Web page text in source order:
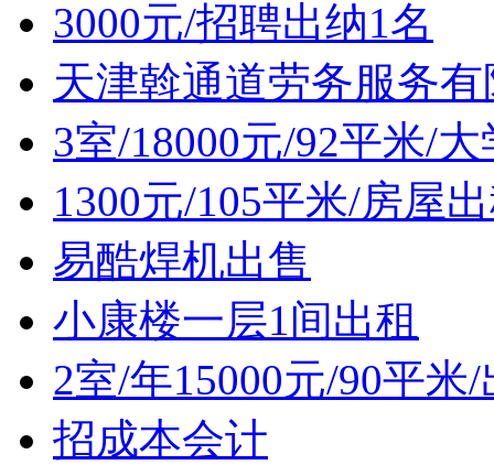
3000元/招聘出纳1名
天津斡通道劳务服务
3室/18000元/92平米/
1300元/105平米/房屋
易酷焊机出售
小康楼一层1间出租
2室/年15000元/90平
招成本会计